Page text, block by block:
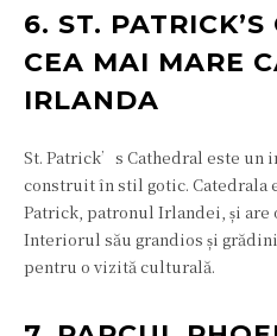
6. ST.
CEA MAI MARE
IRLANDA
St. Patrick’s Cathedral este un
construit în stil gotic. Catedrala
Patrick, patronul Irlandei, și are
Interiorul său grandios și
pentru o vizită culturală.